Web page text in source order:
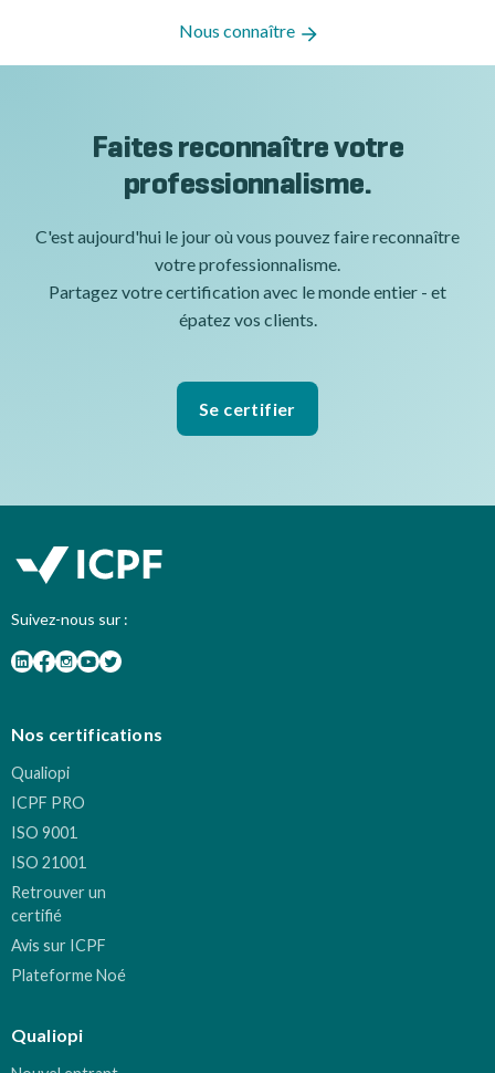
Nous connaître
Faites reconnaître votre
professionnalisme.
C'est aujourd'hui le jour où vous pouvez faire reconnaître
votre professionnalisme.
Partagez votre certification avec le monde entier - et
épatez vos clients.
Se certifier
Suivez-nous sur :
Nos certifications
Qualiopi
ICPF PRO
ISO 9001
ISO 21001
Retrouver un
certifié
Avis sur ICPF
Plateforme Noé
Qualiopi